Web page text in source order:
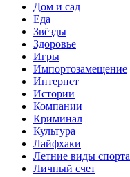
Дом и сад
Еда
Звёзды
Здоровье
Игры
Импортозамещение
Интернет
Истории
Компании
Криминал
Культура
Лайфхаки
Летние виды спорта
Личный счет